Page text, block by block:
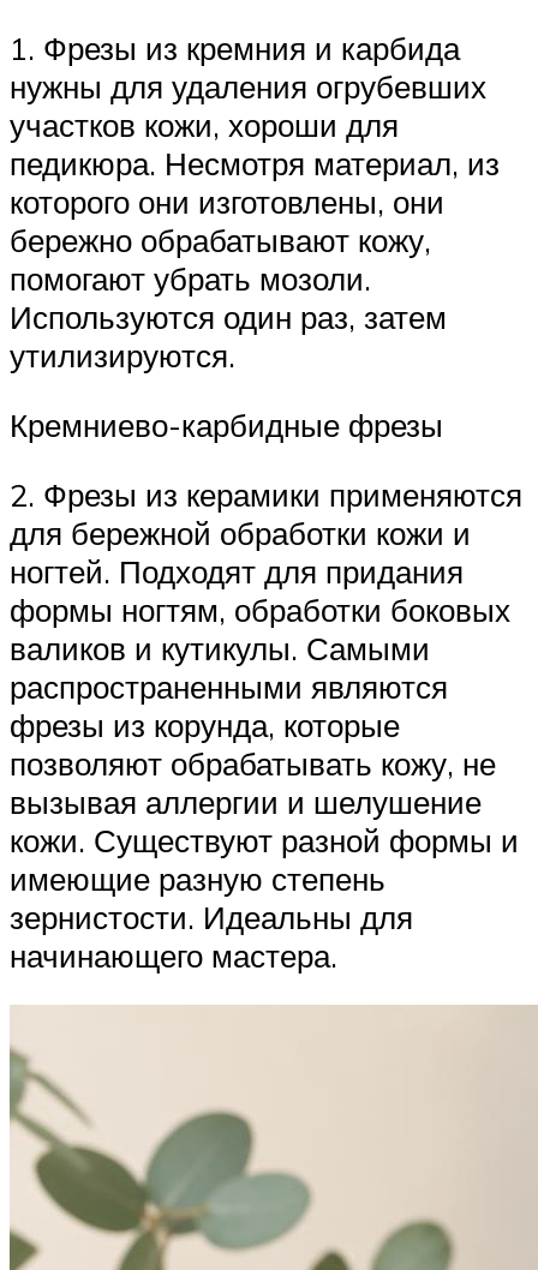
1. Фрезы из кремния и карбида
нужны для удаления огрубевших
участков кожи, хороши для
педикюра. Несмотря материал, из
которого они изготовлены, они
бережно обрабатывают кожу,
помогают убрать мозоли.
Используются один раз, затем
утилизируются.
Кремниево-карбидные фрезы
2. Фрезы из керамики применяются
для бережной обработки кожи и
ногтей. Подходят для придания
формы ногтям, обработки боковых
валиков и кутикулы. Самыми
распространенными являются
фрезы из корунда, которые
позволяют обрабатывать кожу, не
вызывая аллергии и шелушение
кожи. Существуют разной формы и
имеющие разную степень
зернистости. Идеальны для
начинающего мастера.